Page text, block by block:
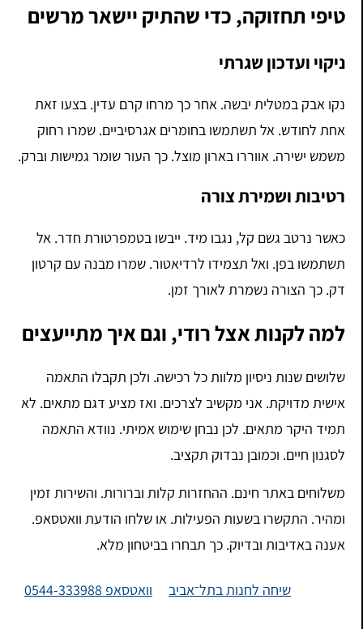
טיפי תחזוקה, כדי שהתיק יישאר מרשים
ניקוי ועדכון שגרתי
נקו אבק במטלית יבשה. אחר כך מרחו קרם עדין. בצעו זאת
אחת לחודש. אל תשתמשו בחומרים אגרסיביים. שמרו רחוק
משמש ישירה. אווררו בארון מוצל. כך העור שומר גמישות וברק.
רטיבות ושמירת צורה
כאשר נרטב גשם קל, נגבו מיד. ייבשו בטמפרטורת חדר. אל
תשתמשו בפן. ואל תצמידו לרדיאטור. שמרו מבנה עם קרטון
דק. כך הצורה נשמרת לאורך זמן.
למה לקנות אצל רודי, וגם איך מתייעצים
שלושים שנות ניסיון מלוות כל רכישה. ולכן תקבלו התאמה
אישית מדויקת. אני מקשיב לצרכים. ואז מציע דגם מתאים. לא
תמיד היקר מתאים. לכן נבחן שימוש אמיתי. נוודא התאמה
לסגנון חיים. וכמובן נבדוק תקציב.
משלוחים באתר חינם. ההחזרות קלות וברורות. והשירות זמין
ומהיר. התקשרו בשעות הפעילות. או שלחו הודעת וואטסאפ.
אענה באדיבות ובדיוק. כך תבחרו בביטחון מלא.
שיחה לחנות בתל־אביב וואטסאפ 0544-333988